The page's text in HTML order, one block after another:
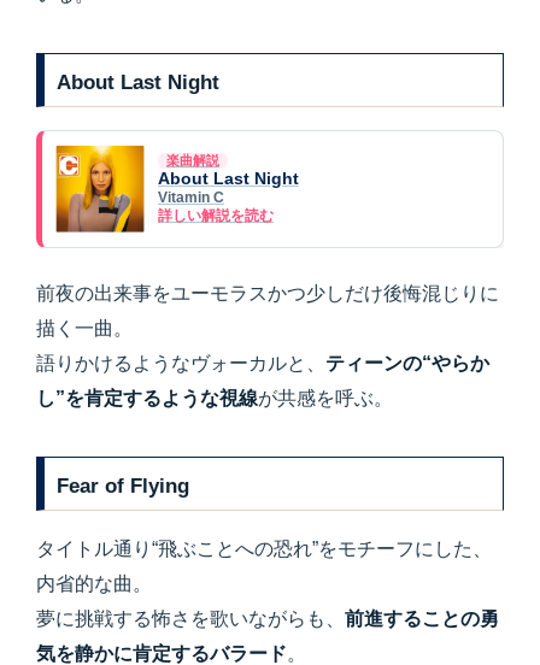
About Last Night
楽曲解説
About Last Night
Vitamin C
詳しい解説を読む
前夜の出来事をユーモラスかつ少しだけ後悔混じりに
描く一曲。
語りかけるようなヴォーカルと、 ティーンの“やらか
し”を肯定するような視線が共感を呼ぶ。
Fear of Flying
タイトル通り“飛ぶことへの恐れ”をモチーフにした、
内省的な曲。
夢に挑戦する怖さを歌いながらも、 前進することの勇
気を静かに肯定するバラード。